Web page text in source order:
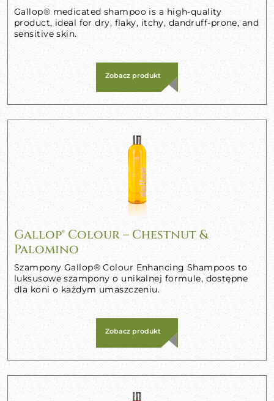
Gallop® medicated shampoo is a high-quality
product, ideal for dry, flaky, itchy, dandruff-prone, and
sensitive skin.
Zobacz produkt
Gallop® Colour – Chestnut &
Palomino
Szampony Gallop® Colour Enhancing Shampoos to
luksusowe szampony o unikalnej formule, dostępne
dla koni o każdym umaszczeniu.
Zobacz produkt